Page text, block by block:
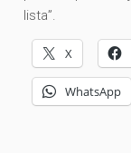
lista”.
X
WhatsApp